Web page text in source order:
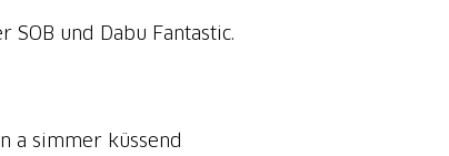
und Dabu Fantastic.
a simmer küssend